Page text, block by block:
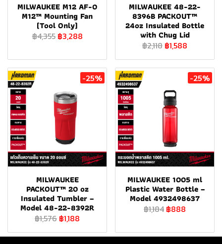
MILWAUKEE M12 AF-0
M12™ Mounting Fan
(Tool Only)
฿4,355 ฿3,288
MILWAUKEE 48-22-
8396B PACKOUT™
24oz Insulated Bottle
with Chug Lid
฿2,118 ฿1,588
-25%
MILWAUKEE
PACKOUT™ 20 oz
Insulated Tumbler –
Model 48-22-8392R
฿1,576 ฿1,188
-25%
MILWAUKEE 1005 ml
Plastic Water Bottle –
Model 4932498637
฿1,184 ฿888